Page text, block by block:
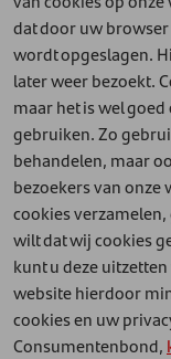
dat door uw
wordt opgeslagen.
later weer bezoekt.
maar het is wel
gebruiken. Zo
behandelen, maar
bezoekers van onze
cookies
wilt dat wij cookies
kunt u deze
website hierdoor
cookies en uw
Consumentenbond,